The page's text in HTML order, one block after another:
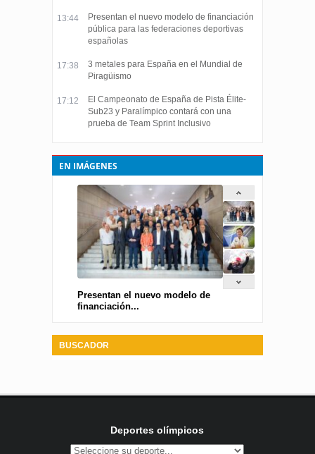
13:44
Presentan el nuevo modelo de financiación
pública para las federaciones deportivas
españolas
17:38
3 metales para España en el Mundial de
Piragüismo
17:12
El Campeonato de España de Pista Élite-
Sub23 y Paralímpico contará con una
prueba de Team Sprint Inclusivo
EN IMÁGENES
Presentan el nuevo modelo de
financiación...
BUSCADOR
Deportes olímpicos